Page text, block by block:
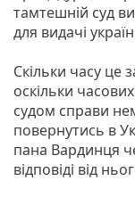
тамтешній суд
для видачі
Скільки часу це
оскільки
судом справи
повернутись в
пана Вардинця
відповіді від